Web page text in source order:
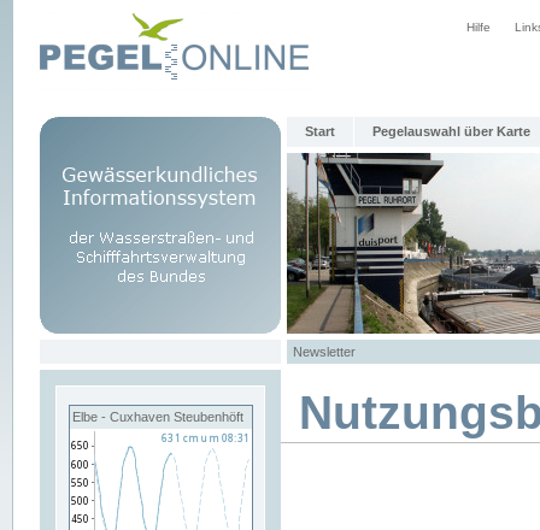
Hilfe
Start Pegelauswahl über Karte
Newsletter
Elbe - Cuxhaven Steubenhöft